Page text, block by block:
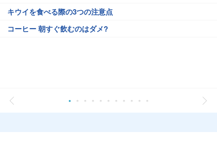
キウイを食べる際の3つの注意点
コーヒー 朝すぐ飲むのはダメ?